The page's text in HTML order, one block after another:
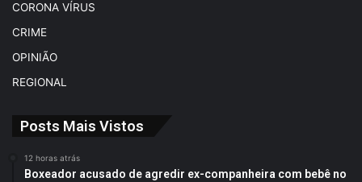
CORONA VÍRUS
CRIME
OPINIÃO
REGIONAL
Posts Mais Vistos
12 horas atrás
Boxeador acusado de agredir ex-companheira com bebê no